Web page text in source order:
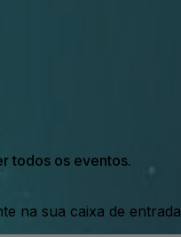
todos os eventos.
na sua caixa de entrada